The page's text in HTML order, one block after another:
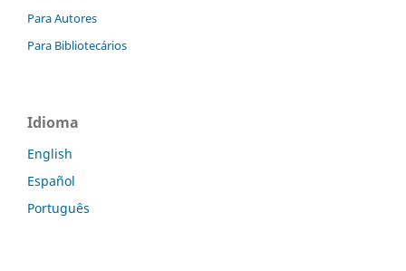
Para Autores
Para Bibliotecários
Idioma
English
Español
Português